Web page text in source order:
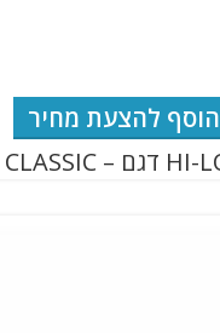
הוסף להצעת מחיר